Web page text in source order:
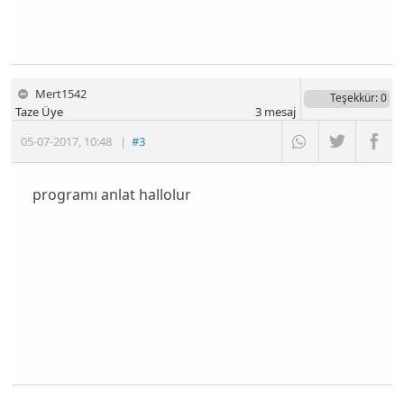
Mert1542
05-07-2017, 10:48 |#3
Taze Üye
Teşekkür: 0
3mesaj
programı anlat hallolur